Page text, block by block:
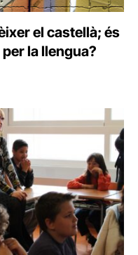
el castellà; és
la llengua?